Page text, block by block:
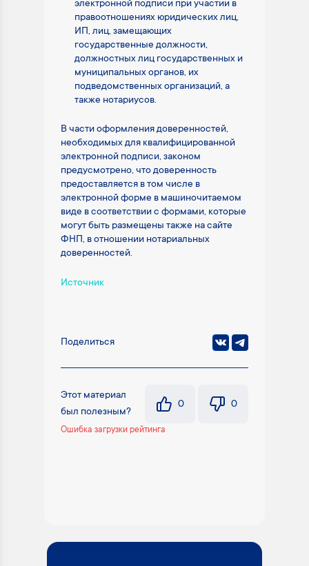
электронной подписи при участии в
правоотношениях юридических лиц,
ИП, лиц, замещающих
государственные должности,
должностных лиц государственных и
муниципальных органов, их
подведомственных организаций, а
также нотариусов.
В части оформления доверенностей,
необходимых для квалифицированной
электронной подписи, законом
предусмотрено, что доверенность
предоставляется в том числе в
электронной форме в машиночитаемом
виде в соответствии с формами, которые
могут быть размещены также на сайте
ФНП, в отношении нотариальных
доверенностей.
Источник
Поделиться
Этот материал
был полезным?
0 0
Ошибка загрузки рейтинга